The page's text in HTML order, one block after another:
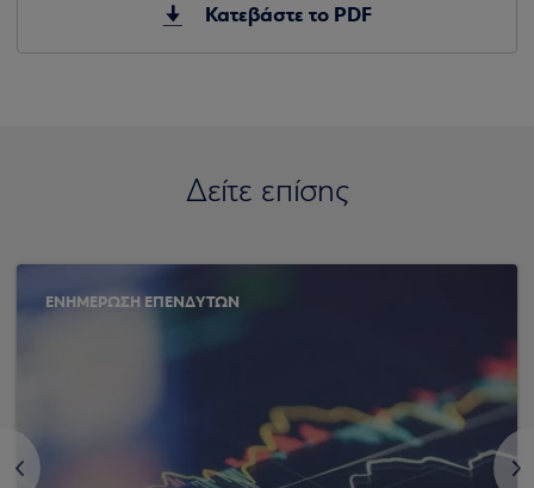
Κατεβάστε το PDF
Δείτε επίσης
<
ΕΝΗΜΕΡΩΣΗ ΕΠΕΝΔΥΤΩΝ
>